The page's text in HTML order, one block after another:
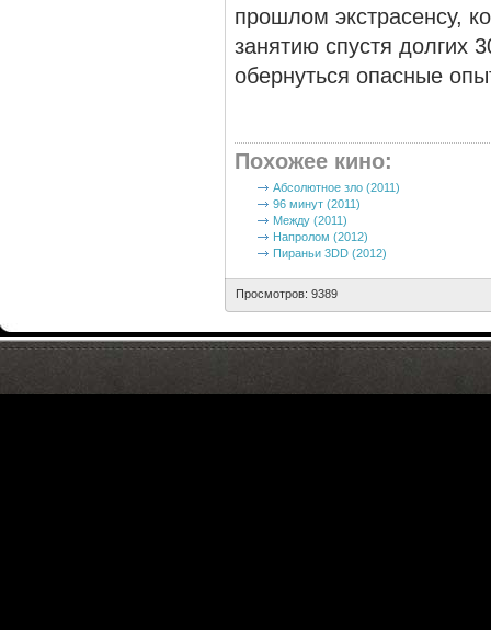
прошлом экстрасенсу,
занятию спустя долгих
обернуться опасные
Похожее кино:
Абсолютное зло (2011)
96 минут (2011)
Между (2011)
Напролом (2012)
Пираньи 3DD (2012)
Просмотров: 9389